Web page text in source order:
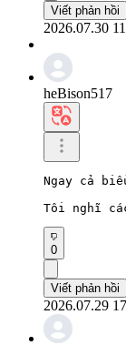
Viết phản hồi
2026.07.30
heBison517
Ngay cả
Tôi nghĩ
0
Viết phản hồi
2026.07.29